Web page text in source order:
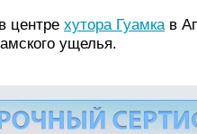
центре хутора Гуамкав
ущелья.